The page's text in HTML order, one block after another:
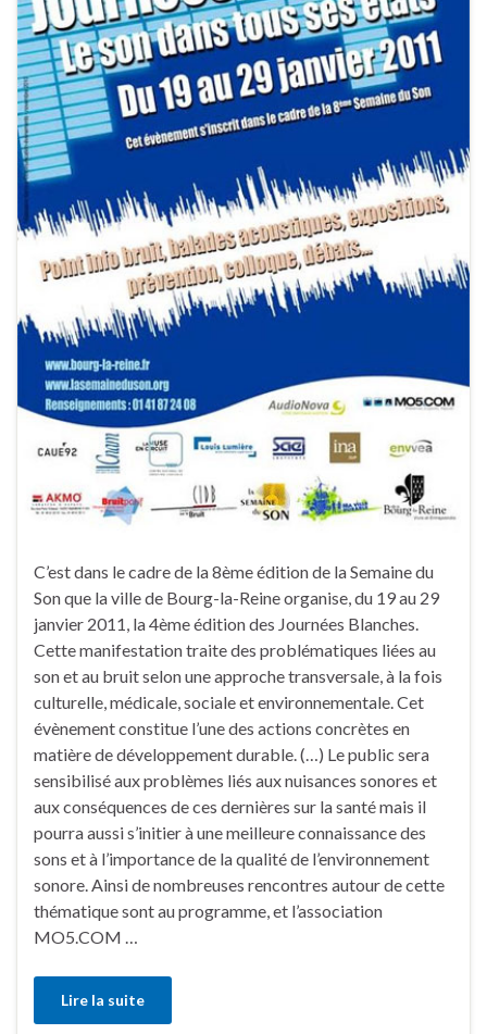
C’est dans le cadre de la 8ème édition de la Semaine du
Son que la ville de Bourg-la-Reine organise, du 19 au 29
janvier 2011, la 4ème édition des Journées Blanches.
Cette manifestation traite des problématiques liées au
son et au bruit selon une approche transversale, à la fois
culturelle, médicale, sociale et environnementale. Cet
évènement constitue l’une des actions concrètes en
matière de développement durable. (…) Le public sera
sensibilisé aux problèmes liés aux nuisances sonores et
aux conséquences de ces dernières sur la santé mais il
pourra aussi s’initier à une meilleure connaissance des
sons et à l’importance de la qualité de l’environnement
sonore. Ainsi de nombreuses rencontres autour de cette
thématique sont au programme, et l’association
MO5.COM …
Lire la suite